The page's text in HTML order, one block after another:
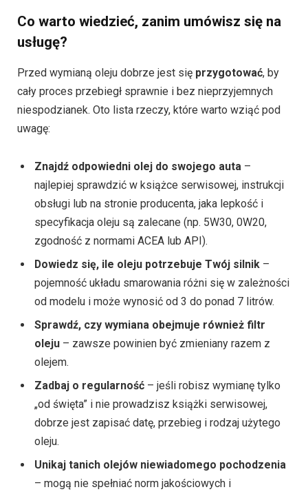
Co warto wiedzieć, zanim umówisz się na
usługę?
Przed wymianą oleju dobrze jest się przygotować, by
cały proces przebiegł sprawnie i bez nieprzyjemnych
niespodzianek. Oto lista rzeczy, które warto wziąć pod
uwagę:
Znajdź odpowiedni olej do swojego auta –
najlepiej sprawdzić w książce serwisowej, instrukcji
obsługi lub na stronie producenta, jaka lepkość i
specyfikacja oleju są zalecane (np. 5W30, 0W20,
zgodność z normami ACEA lub API).
Dowiedz się, ile oleju potrzebuje Twój silnik –
pojemność układu smarowania różni się w zależności
od modelu i może wynosić od 3 do ponad 7 litrów.
Sprawdź, czy wymiana obejmuje również filtr
oleju – zawsze powinien być zmieniany razem z
olejem.
Zadbaj o regularność – jeśli robisz wymianę tylko
„od święta” i nie prowadzisz książki serwisowej,
dobrze jest zapisać datę, przebieg i rodzaj użytego
oleju.
Unikaj tanich olejów niewiadomego pochodzenia
– mogą nie spełniać norm jakościowych i